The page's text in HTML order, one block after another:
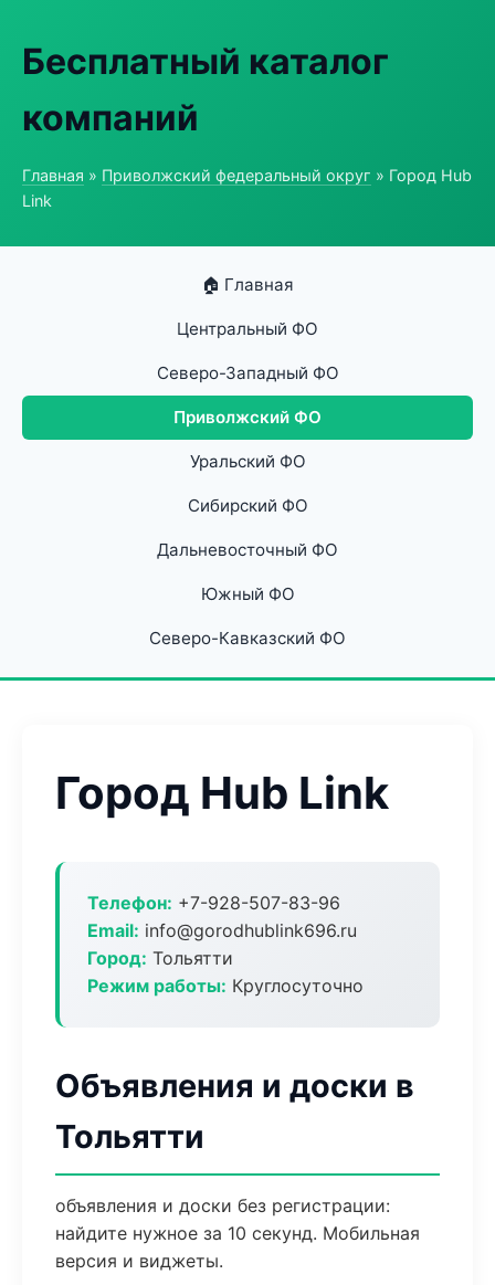
Бесплатный каталог
компаний
Главная » Приволжский федеральный округ » Город Hub
Link
🏠 Главная
Центральный ФО
Северо-Западный ФО
Приволжский ФО
Уральский ФО
Сибирский ФО
Дальневосточный ФО
Южный ФО
Северо-Кавказский ФО
Город Hub Link
Телефон: +7-928-507-83-96
Email: info@gorodhublink696.ru
Город: Тольятти
Режим работы: Круглосуточно
Объявления и доски в
Тольятти
объявления и доски без регистрации:
найдите нужное за 10 секунд. Мобильная
версия и виджеты.